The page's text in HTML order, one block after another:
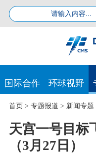
国际合作 环球视野
首页> 专题报道 > 新闻专题
天宫一号目标
（3月27日）